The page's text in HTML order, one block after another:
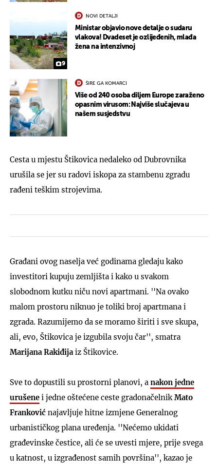
9
NOVI DETALJI
Ministar objavio nove detalje o sudaru
vlakova! Dvadeset je ozlijeđenih, mlađa
žena na intenzivnoj
ŠIRE GA KOMARCI
Više od 240 osoba diljem Europe zaraženo
opasnim virusom: Najviše slučajeva u
našem susjedstvu
Cesta u mjestu Štikovica nedaleko od Dubrovnika
urušila se jer su radovi iskopa za stambenu zgradu
rađeni teškim strojevima.
Građani ovog naselja već godinama gledaju kako
investitori kupuju zemljišta i kako u svakom
slobodnom kutku niču novi apartmani. ''Na ovako
malom prostoru niknuo je toliki broj apartmana i
zgrada. Razumijemo da se moramo širiti i sve skupa,
ali, evo, Štikovica je izgubila svoju čar'', smatra
Marijana Rakiđija iz Štikovice.
Sve to dopustili su prostorni planovi, a nakon jedne
urušene i jedne oštećene ceste gradonačelnik Mato
Franković najavljuje hitne izmjene Generalnog
urbanističkog plana uređenja. ''Nećemo ukidati
građevinske čestice, ali će se uvesti mjere, prije svega
u katnost, u izgrađenost samih površina'', kazao je